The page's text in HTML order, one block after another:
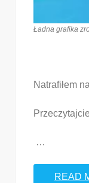
Ładna grafika
Natrafiłem
…
READ